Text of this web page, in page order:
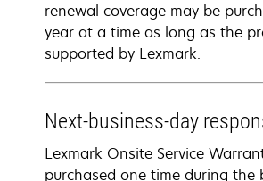
renewal coverage may be
year at a time as long as the
supported by Lexmark.
Next-business-day
Lexmark Onsite Service
purchased one time during the